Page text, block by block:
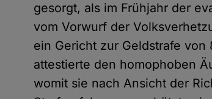
gesorgt, als im Frühjahr der
vom Vorwurf der
ein Gericht zur Geldstrafe von
attestierte den homophoben
womit sie nach Ansicht der